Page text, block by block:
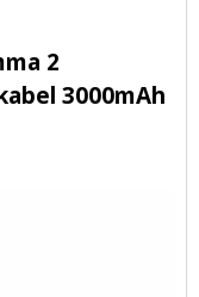
2
3000mAh